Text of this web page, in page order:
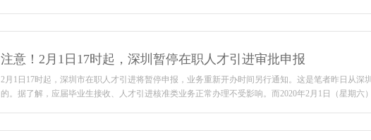
注意！2月1日17时起，深圳暂停在职人才引进审批申报
2月1日17时起，深圳市在职人才引进将暂停申报，业务重新开办时间另行通知。这是笔者昨日从深
的。据了解，应届毕业生接收、人才引进核准类业务正常办理不受影响。而2020年2月1日（星期六